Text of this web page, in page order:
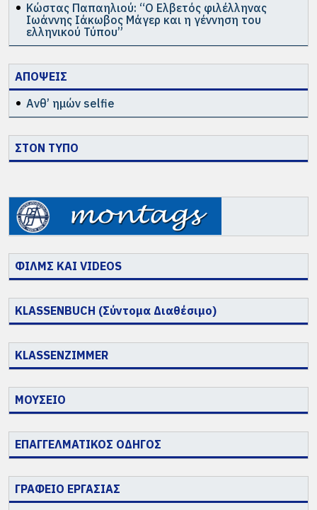
Κώστας Παπαηλιού: “Ο Ελβετός φιλέλληνας
Ιωάννης Ιάκωβος Μάγερ και η γέννηση του
ελληνικού Τύπου”
ΑΠΟΨΕΙΣ
Ανθ’ ημών selfie
ΣΤΟΝ ΤΥΠΟ
ΦΙΛΜΣ ΚΑΙ VIDEOS
KLASSENBUCH (Σύντομα Διαθέσιμο)
KLASSENZIMMER
ΜΟΥΣΕΙΟ
ΕΠΑΓΓΕΛΜΑΤΙΚΟΣ ΟΔΗΓΟΣ
ΓΡΑΦΕΙΟ ΕΡΓΑΣΙΑΣ